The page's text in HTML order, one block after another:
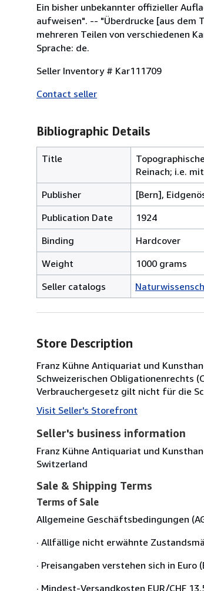
Ein bisher unbekannter offizieller
aufweisen". -- "Überdrucke [aus dem
mehreren Teilen von verschiedenen
Sprache: de.
Seller Inventory # Kar111709
Contact seller
Bibliographic Details
Title
Reinach; i.e.
Publisher
[Bern],
Publication Date
1924
Binding
Hardcover
Weight
1000 grams
Seller catalogs
Store Description
Franz Kühne Antiquariat und
Schweizerischen Obligationenrechts
Verbrauchergesetz gilt nicht für die
Visit Seller's Storefront
Seller's business information
Franz Kühne Antiquariat und
Switzerland
Sale & Shipping Terms
Terms of Sale
Allgemeine Geschäftsbedingungen
· Allfällige nicht erwähnte
· Preisangaben verstehen sich in
· Mindest-Versandkosten EUR/CHF